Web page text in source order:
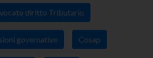
diritto Tributario
governative Cosap